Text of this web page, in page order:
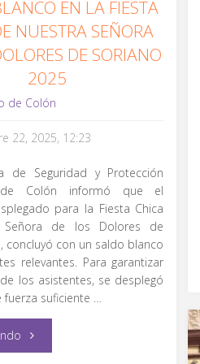
Comunidad:
Gaspar
Trueba"
EN LA FIESTA
NUESTRA SEÑORA
DE SORIANO
2025
de Colón
22, 2025, 12:23
de Seguridad y Protección
de Colón informó que el
para la Fiesta Chica
Señora de los Dolores de
concluyó con un saldo blanco
relevantes. Para garantizar
los asistentes, se desplegó
suficiente …
"Saldo